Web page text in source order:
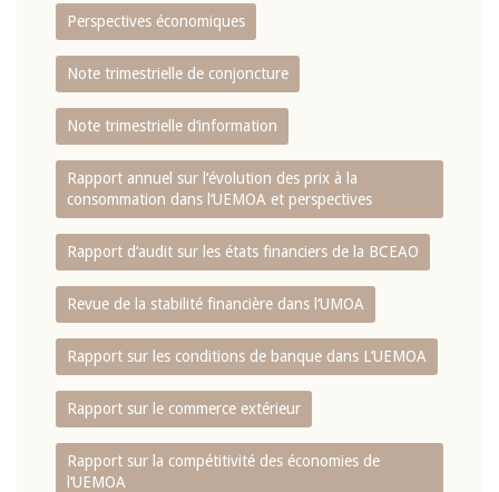
Perspectives économiques
Note trimestrielle de conjoncture
Note trimestrielle d‘information
Rapport annuel sur l‘évolution des prix à la
consommation dans l‘UEMOA et perspectives
Rapport d‘audit sur les états financiers de la BCEAO
Revue de la stabilité financière dans l‘UMOA
Rapport sur les conditions de banque dans L‘UEMOA
Rapport sur le commerce extérieur
Rapport sur la compétitivité des économies de
l‘UEMOA